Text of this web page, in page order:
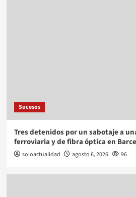
Sucesos
Tres detenidos por un sabotaje a
ferroviaria y de fibra óptica en
soloactualidad agosto 6, 2026 96